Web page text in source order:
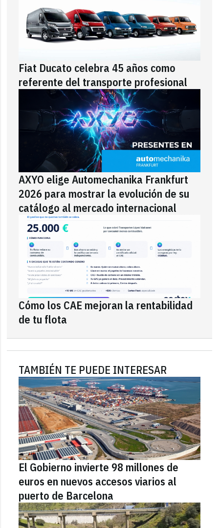
Fiat Ducato celebra 45 años como
referente del transporte profesional
AXYO elige Automechanika Frankfurt
2026 para mostrar la evolución de su
catálogo al mercado internacional
Cómo los CAE mejoran la rentabilidad
de tu flota
TAMBIÉN TE PUEDE INTERESAR
El Gobierno invierte 98 millones de
euros en nuevos accesos viarios al
puerto de Barcelona